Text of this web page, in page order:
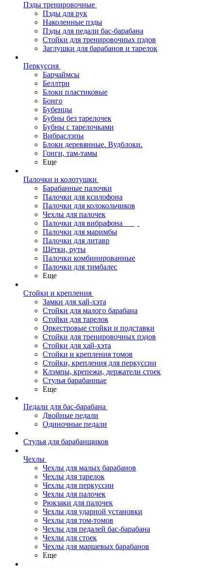
Пэды тренировочные
Пэды для рук
Наколенные пэды
Пэды для педали бас-барабана
Стойки для тренировочных пэдов
Заглушки для барабанов и тарелок
Перкуссия
Барчаймсы
Беллтри
Блоки пластиковые
Бонго
Бубенцы
Бубны без тарелочек
Бубны с тарелочками
Вибраслэпы
Блоки деревянные. Вудблоки.
Гонги, там-тамы
Еще
Палочки и колотушки
Барабанные палочки
Палочки для ксилофона
Палочки для колокольчиков
Чехлы для палочек
Палочки для вибрафона
Палочки для маримбы
Палочки для литавр
Щётки, руты
Палочки комбинированные
Палочки для тимбалес
Еще
Стойки и крепления
Замки для хай-хэта
Стойки для малого барабана
Стойки для тарелок
Оркестровые стойки и подставки
Стойки для тренировочных пэдов
Стойки для хай-хэта
Стойки и крепления томов
Стойки, крепления для перкуссии
Клэмпы, крепежи, держатели стоек
Стулья барабанные
Еще
Педали для бас-барабана
Двойные педали
Одиночные педали
Стулья для барабанщиков
Чехлы
Чехлы для малых барабанов
Чехлы для тарелок
Чехлы для перкуссии
Чехлы для палочек
Рюкзаки для палочек
Чехлы для ударной установки
Чехлы для том-томов
Чехлы для педалей бас-барабана
Чехлы для стоек
Чехлы для маршевых барабанов
Еще